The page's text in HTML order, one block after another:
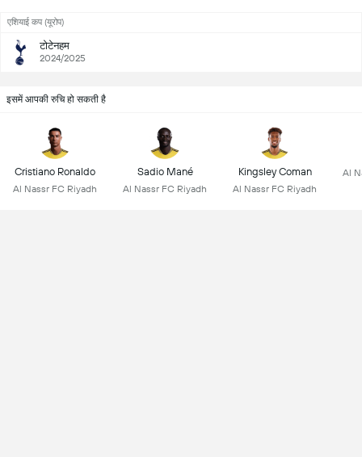
एशियाई कप (यूरोप)
टोटेनहम
2024/2025
इसमें आपकी रुचि हो सकती है
Cristiano Ronaldo
Al Nassr FC Riyadh
Sadio Mané
Al Nassr FC Riyadh
Kingsley Coman
Al Nassr FC Riyadh
Al